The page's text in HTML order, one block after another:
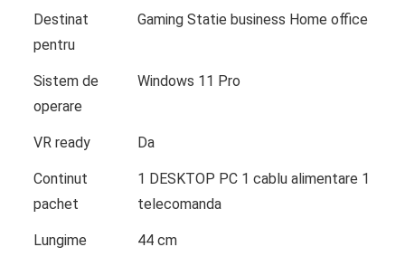
Destinat
pentru
Gaming Statie business Home office
Sistem de
operare
Windows 11 Pro
VR ready Da
Continut
pachet
1 DESKTOP PC 1 cablu alimentare 1
telecomanda
Lungime 44 cm